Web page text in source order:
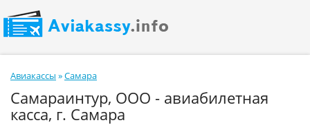
Авиакассы »Самара
Самараинтур, ООО - авиабилетная
касса, г. Самара